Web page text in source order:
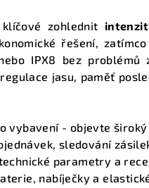
zohlednit
řešení,
IPX8 bez
jasu, paměť
vybavení- objevte široký
sledování
parametry a
nabíječky a